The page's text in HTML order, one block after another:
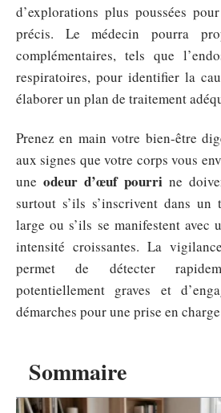
Sommaire
d’explorations plus poussées
précis. Le médecin pourra
complémentaires, tels que
respiratoires, pour identifier la
élaborer un plan de traitement
Prenez en main votre bien-être
aux signes que votre corps vous
une odeur d’œuf pourri ne
surtout s’ils s’inscrivent dans
large ou s’ils se manifestent avec
intensité croissantes. La
permet de détecter
potentiellement graves et
démarches pour une prise en